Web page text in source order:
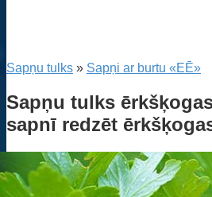
Sapņu tulks » Sapņi ar burtu «EĒ»
Sapņu tulks
sapnī redzēt